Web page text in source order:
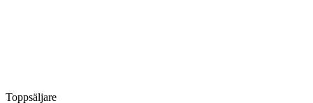
Toppsäljare